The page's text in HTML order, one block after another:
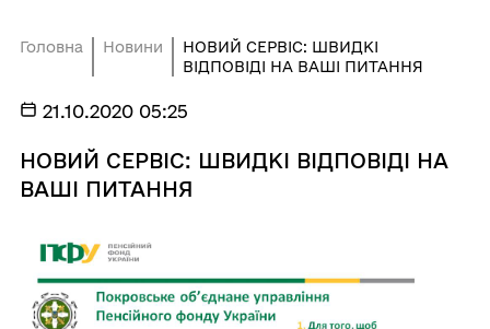
Головна Новини
НОВИЙ СЕРВІС: ШВИДКІ
ВІДПОВІДІ НА ВАШІ ПИТАННЯ
21.10.2020 05:25
НОВИЙ СЕРВІС: ШВИДКІ ВІДПОВІДІ НА
ВАШІ ПИТАННЯ